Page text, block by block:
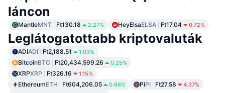
láncon
MantleMNT Ft130.18 2.27% HeyElsaELSA Ft17.04 0.72%
Leglátogatottabb kriptovaluták
ADIADI Ft2,188.51 1.03%
BitcoinBTC Ft20,434,599.26 0.25%
XRPXRP Ft326.16 1.15%
EthereumETH Ft604,206.05 0.66% PiPI Ft27.58 4.37%